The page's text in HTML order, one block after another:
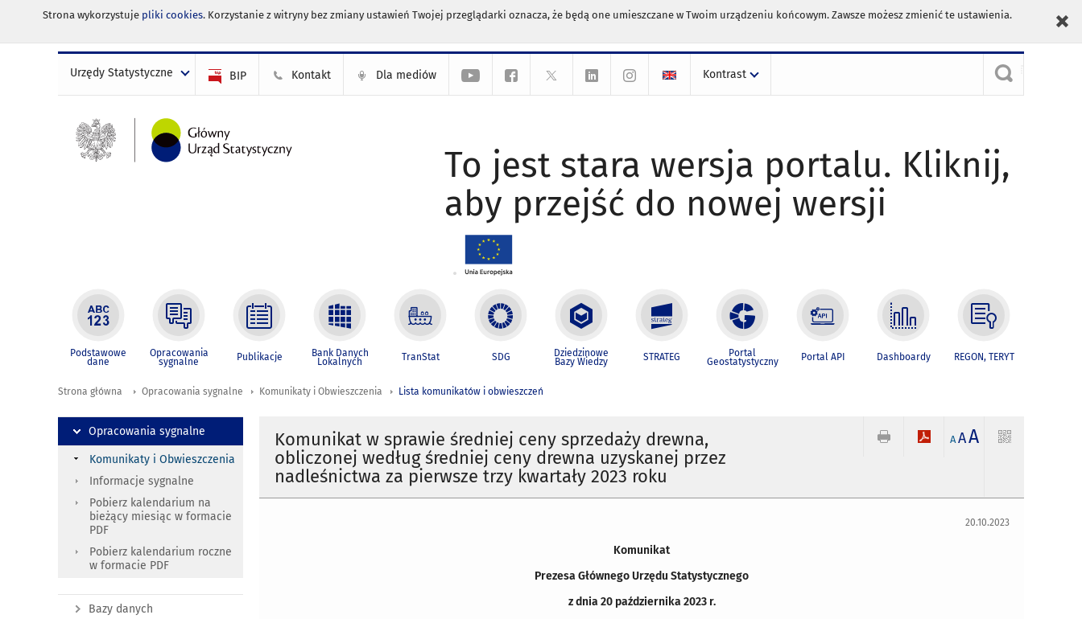
Strona wykorzystuje pliki cookies. Korzystanie z witryny bez zmiany ustawień Twojej przeglądarki oznacza, że będą one umieszczane w Twoim urządzeniu końcowym. Zawsze możesz zmienić te ustawienia.
Urzędy Statystyczne BIP Kontakt Dla mediów Kontrast
To jest stara wersja portalu. Kliknij,
aby przejść do nowej wersji
Podstawowe
dane
Opracowania
sygnalne Publikacje Bank Danych
Lokalnych TranStat SDG Dziedzinowe
Bazy Wiedzy STRATEG Portal
Geostatystyczny Portal API Dashboardy REGON, TERYT
Strona główna Opracowania sygnalne Komunikaty i Obwieszczenia Lista komunikatów i obwieszczeń
Komunikat w sprawie średniej ceny sprzedaży drewna,
obliczonej według średniej ceny drewna uzyskanej przez
nadleśnictwa za pierwsze trzy kwartały 2023 roku
A AA
20.10.2023
Komunikat
Prezesa Głównego Urzędu Statystycznego
z dnia 20 października 2023 r.
Opracowania sygnalne
Komunikaty i Obwieszczenia
Informacje sygnalne
Pobierz kalendarium na
bieżący miesiąc w formacie
PDF
Pobierz kalendarium roczne
w formacie PDF
Bazy danych